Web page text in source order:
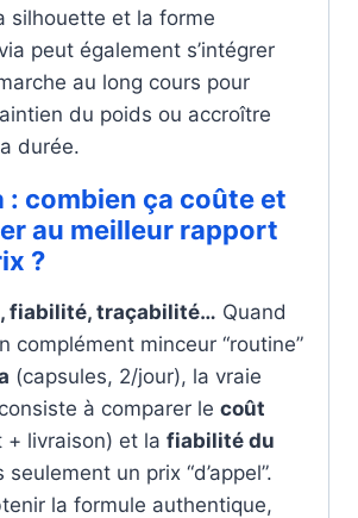
silhouette et la forme
peut également s’intégrer
au long cours pour
du poids ou accroître
durée.
: combien ça coûte et
au meilleur rapport
?
fiabilité, traçabilité… Quand
complément minceur “routine”
(capsules, 2/jour), la vraie
à comparer le coût
+ livraison) et la fiabilité du
seulement un prix “d’appel”.
la formule authentique,